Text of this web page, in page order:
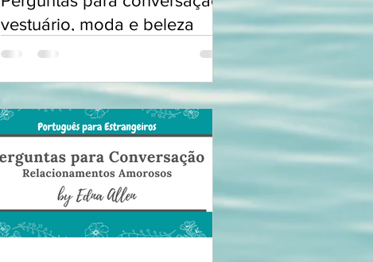
vestuário, moda e beleza